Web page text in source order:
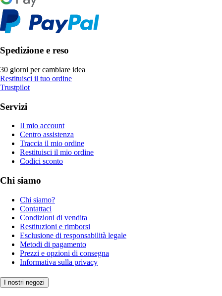
Spedizione e reso
30 giorni per cambiare idea
Restituisci il tuo ordine
Trustpilot
Servizi
Il mio account
Centro assistenza
Traccia il mio ordine
Restituisci il mio ordine
Codici sconto
Chi siamo
Chi siamo?
Contattaci
Condizioni di vendita
Restituzioni e rimborsi
Esclusione di responsabilità legale
Metodi di pagamento
Prezzi e opzioni di consegna
Informativa sulla privacy
I nostri negozi